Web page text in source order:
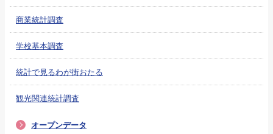
商業統計調査
学校基本調査
統計で見るわが街おたる
観光関連統計調査
オープンデータ